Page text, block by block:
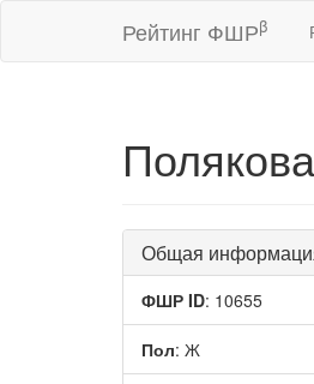
Рейтинг ФШРβ
Общая
ФШР ID: 10655
Пол: Ж